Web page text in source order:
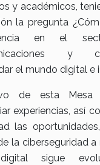
y académicos,
la pregunta
en el
y
el mundo digital e
de esta Mesa
experiencias, así
las
la ciberseguridad
sigue